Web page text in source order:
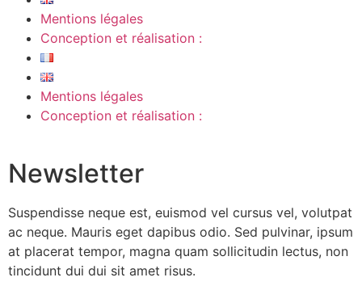
Mentions légales
Conception et réalisation :
Mentions légales
Conception et réalisation :
Newsletter
Suspendisse neque est, euismod vel cursus vel, volutpat
ac neque. Mauris eget dapibus odio. Sed pulvinar, ipsum
at placerat tempor, magna quam sollicitudin lectus, non
tincidunt dui dui sit amet risus.